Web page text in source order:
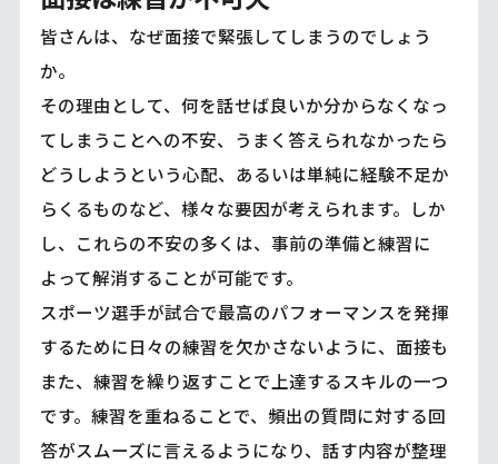
皆さんは、なぜ面接で緊張してしまうのでしょう
か。
その理由として、何を話せば良いか分からなくなっ
てしまうことへの不安、うまく答えられなかったら
どうしようという心配、あるいは単純に経験不足か
らくるものなど、様々な要因が考えられます。しか
し、これらの不安の多くは、事前の準備と練習に
よって解消することが可能です。
スポーツ選手が試合で最高のパフォーマンスを発揮
するために日々の練習を欠かさないように、面接も
また、練習を繰り返すことで上達するスキルの一つ
です。練習を重ねることで、頻出の質問に対する回
答がスムーズに言えるようになり、話す内容が整理